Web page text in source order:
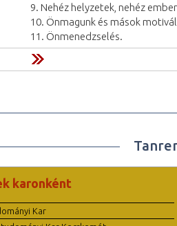
9. Nehéz helyzetek, nehéz
10. Önmagunk és mások
11. Önmenedzselés.
karonként
Kar